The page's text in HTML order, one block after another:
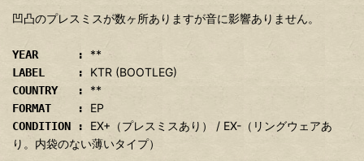
凹凸のプレスミスが数ヶ所ありますが音に影響ありません。
YEAR : **
LABEL : KTR (BOOTLEG)
COUNTRY : **
FORMAT : EP
CONDITION : EX+（プレスミスあり） / EX-（リングウェアあ
り。内袋のない薄いタイプ）